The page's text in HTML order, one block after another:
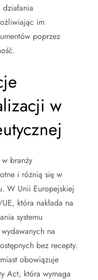
im
poprzez
w
branży
i różnią się w
W Unii Europejskiej
która nakłada na
systemu
na
bez recepty.
obowiązuje
Act, która wymaga